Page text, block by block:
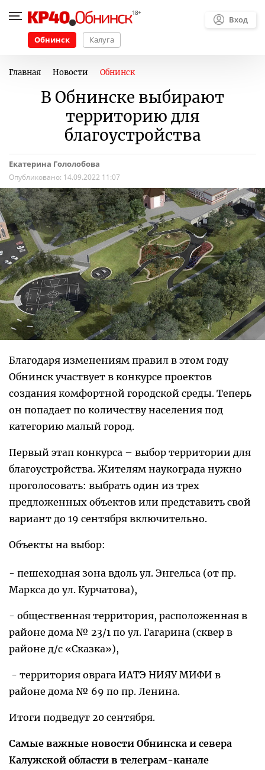
Обнинск Калуга
Вход
Главная Новости Обнинск
В Обнинске выбирают
территорию для
благоустройства
Екатерина Гололобова
Опубликовано: 14.09.2022 11:07
Благодаря изменениям правил в этом году
Обнинск участвует в конкурсе проектов
создания комфортной городской среды. Теперь
он попадает по количеству населения под
категорию малый город.
Первый этап конкурса – выбор территории для
благоустройства. Жителям наукограда нужно
проголосовать: выбрать один из трех
предложенных объектов или представить свой
вариант до 19 сентября включительно.
Объекты на выбор:
- пешеходная зона вдоль ул. Энгельса (от пр.
Маркса до ул. Курчатова),
- общественная территория, расположенная в
районе дома № 23/1 по ул. Гагарина (сквер в
районе д/с «Сказка»),
- территория оврага ИАТЭ НИЯУ МИФИ в
районе дома № 69 по пр. Ленина.
Итоги подведут 20 сентября.
Самые важные новости Обнинска и севера
Калужской области в телеграм-канале